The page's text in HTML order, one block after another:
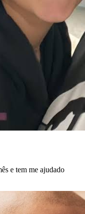
e tem me ajudado